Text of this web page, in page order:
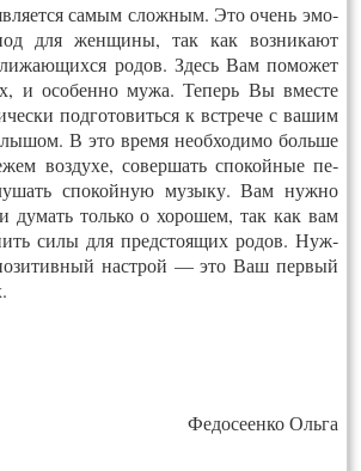
са­мым слож­ным. Это очень эмо­
для жен­щи­ны, так как воз­ни­ка­ют
ро­дов. Здесь Вам по­может
и осо­бен­но му­жа. Те­перь Вы вмес­те
под­го­товить­ся к встре­че с ва­шим
В это вре­мя не­об­хо­димо боль­ше
воз­ду­хе, со­вер­шать спо­кой­ные пе­
спо­кой­ную му­зыку. Вам нуж­но
ду­мать толь­ко о хо­рошем, так как вам
си­лы для предс­то­ящих ро­дов. Нуж­
наст­рой — это Ваш пер­вый
Фе­досе­ен­ко Оль­га